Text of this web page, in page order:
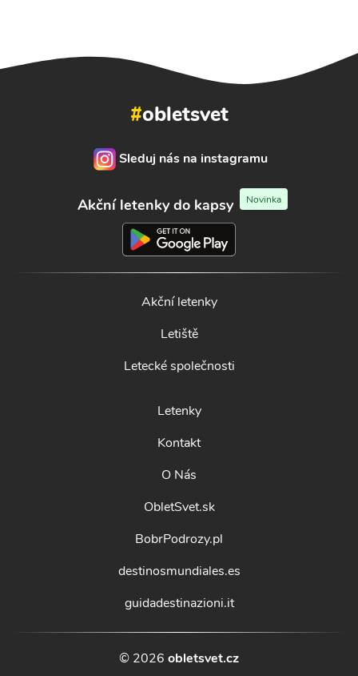
#obletsvet
Sleduj nás na instagramu
Akční letenky do kapsy Novinka
Akční letenky
Letiště
Letecké společnosti
Letenky
Kontakt
O Nás
ObletSvet.sk
BobrPodrozy.pl
destinosmundiales.es
guidadestinazioni.it
© 2026 obletsvet.cz